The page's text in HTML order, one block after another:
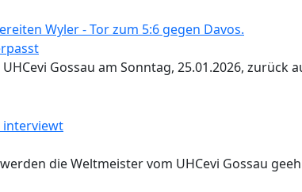
Gossau am Sonntag, 25.01.2026, zurück
die Weltmeister vom UHCevi Gossau